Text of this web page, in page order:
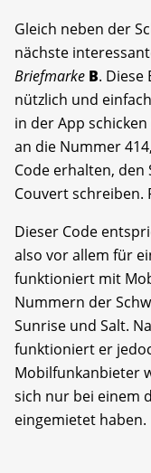
Gleich neben der
nächste
Briefmarke B. Diese
nützlich und
in der App
an die Nummer
Code erhalten, den
Couvert schreiben.
Dieser Code
also vor allem für
funktioniert mit
Nummern der
Sunrise und Salt.
funktioniert er
Mobilfunkanbieter
sich nur bei einem
eingemietet haben.